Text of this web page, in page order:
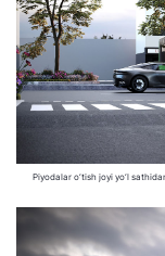
Piyodalar o‘tish joyi yo‘l